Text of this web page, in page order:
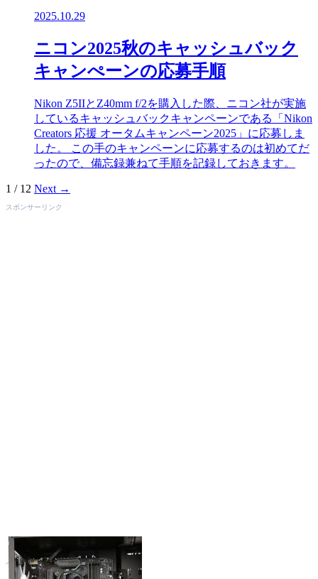
2025.10.29
ニコン2025秋のキャッシュバック
キャンぺーンの応募手順
Nikon Z5IIとZ40mm f/2を購入した際、ニコン社が実施
しているキャッシュバックキャンペーンである「Nikon
Creators 応援 オータムキャンペーン2025」に応募しま
した。 この手のキャンペーンに応募するのは初めてだ
ったので、備忘録兼ねて手順を記録しておきます。
1 / 12 Next →
スポンサーリンク